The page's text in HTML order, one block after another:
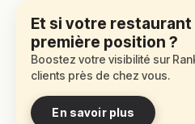
Et si votre restaurant
première position ?
Boostez votre visibilité sur
clients près de chez vous.
En savoir plus